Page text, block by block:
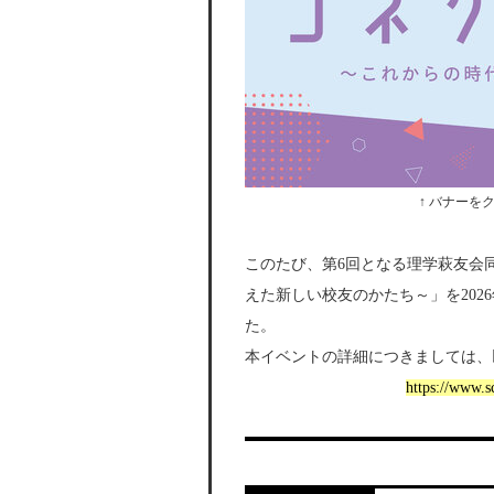
↑ バナーを
このたび、第6回となる理学萩友会
えた新しい校友のかたち～」を
た。
本イベントの詳細につきましては
https://